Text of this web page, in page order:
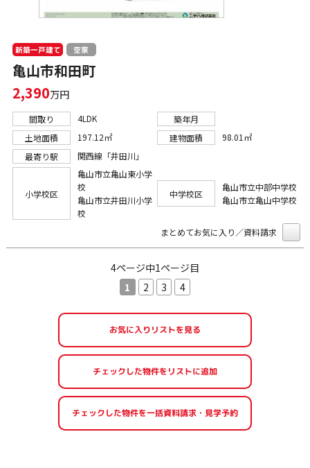
新築一戸建て 空家
亀山市和田町
2,390万円
間取り 4LDK
築年月
土地面積
197.12㎡ 建物面積
98.01㎡
最寄り駅
関西線「井田川」
小学校区
亀山市立亀山東小学
校
亀山市立井田川小学
校
中学校区
亀山市立中部中学校
亀山市立亀山中学校
まとめてお気に入り／資料請求
4ページ中1ページ目
1
2 3 4
お気に入りリストを見る